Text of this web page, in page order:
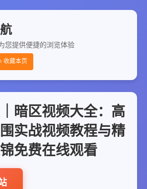
您提供便捷的浏览体验
收藏本页
暗区视频大全：高
实战视频教程与精
免费在线观看